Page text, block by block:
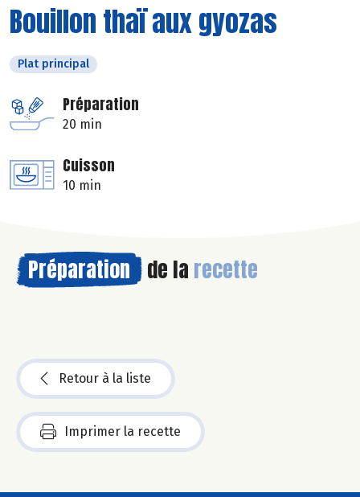
Bouillon thaï aux gyozas
Plat principal
Préparation
20 min
Cuisson
10 min
Préparation de la recette
Retour à la liste
Imprimer la recette